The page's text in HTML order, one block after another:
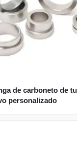
de carboneto de
personalizado